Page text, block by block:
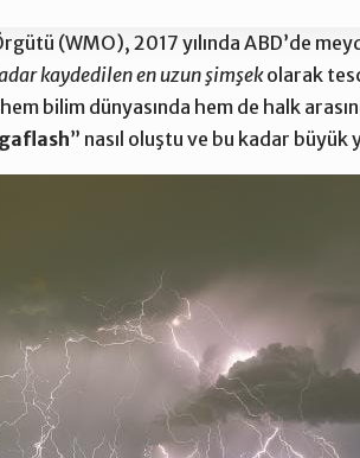
(WMO), 2017 yılında ABD’de
kaydedilen en uzun şimşekolarak
bilim dünyasında hem de halk
” nasıl oluştu ve bu kadar büyük